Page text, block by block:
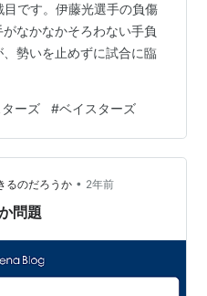
です。伊藤光選手の負傷
なかなかそろわない手負
勢いを止めずに試合に臨
ーズ #ベイスターズ
るのだろうか • 2年前
問題